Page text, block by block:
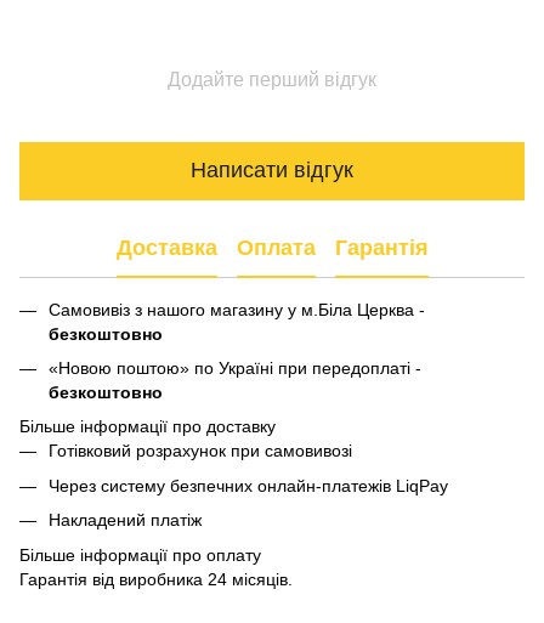
Додайте перший відгук
Написати відгук
Доставка Оплата Гарантія
Самовивіз з нашого магазину у м.Біла Церква -
безкоштовно
«Новою поштою» по Україні при передоплаті -
безкоштовно
Більше інформації про доставку
Готівковий розрахунок при самовивозі
Через систему безпечних онлайн-платежів LiqPay
Накладений платіж
Більше інформації про оплату
Гарантія від виробника 24 місяців.